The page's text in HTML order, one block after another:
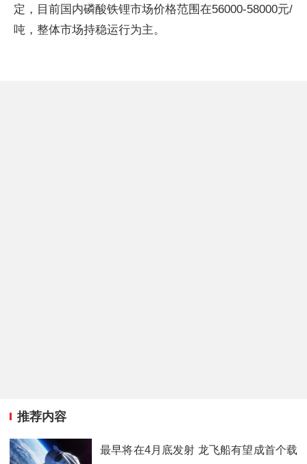
定，目前国内磷酸铁锂市场价格范围在56000-58000元/
吨，整体市场持稳运行为主。
推荐内容
最早将在4月底发射 龙飞船有望成首个载